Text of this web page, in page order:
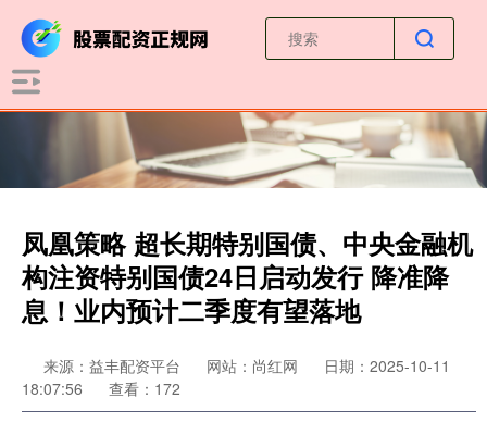
凤凰策略 超长期特别国债、中央金融机
构注资特别国债24日启动发行 降准降
息！业内预计二季度有望落地
来源：益丰配资平台 网站：尚红网
日期：2025-10-11
18:07:56
查看：172